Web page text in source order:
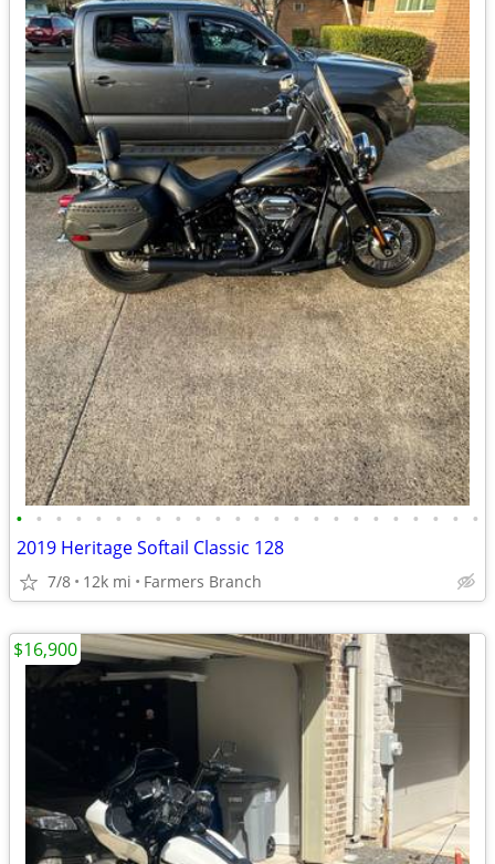
• • • • • • • • • • • • • • • • • • • • • • • •
2019 Heritage Softail Classic 128
7/8 12k mi Farmers Branch
$16,900